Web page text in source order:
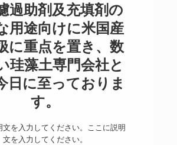
過助剤及充填剤の
用途向けに米国産
に重点を置き、数
珪藻土専門会社と
日に至っておりま
文を入力してください。ここに説明
文を入力してください。